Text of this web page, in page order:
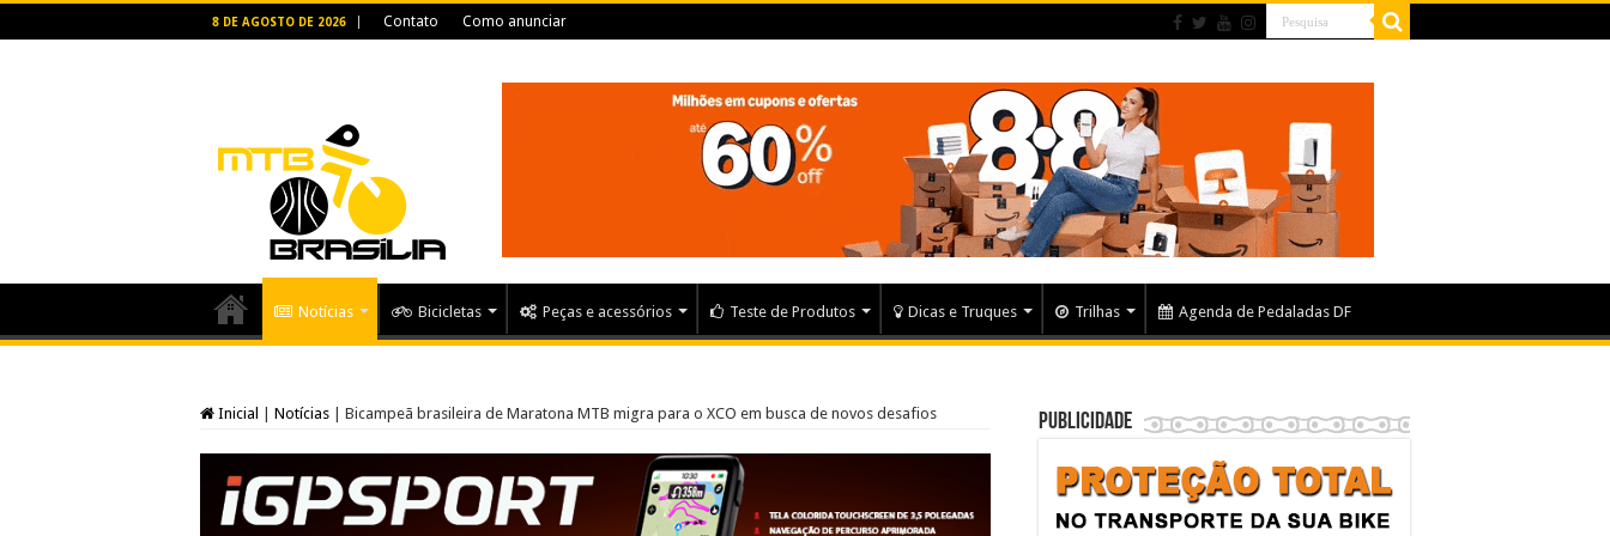
8 DE AGOSTO DE 2026 Contato Como anunciar
Notícias Bicicletas Peças e acessórios Teste de Produtos Dicas e Truques Trilhas Agenda de Pedaladas DF
Inicial Notícias Bicampeã brasileira de Maratona MTB migra para o XCO em busca de novos desafios Publicidade